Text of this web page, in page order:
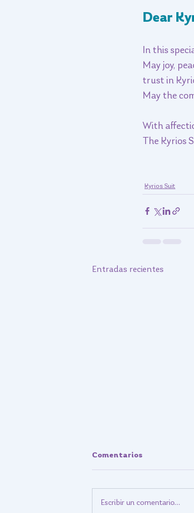
Dear
In this
May joy,
trust in
May the
With
The Kyrios
Kyrios Suit
Entradas recientes
Comentarios
Escribir un comentario...